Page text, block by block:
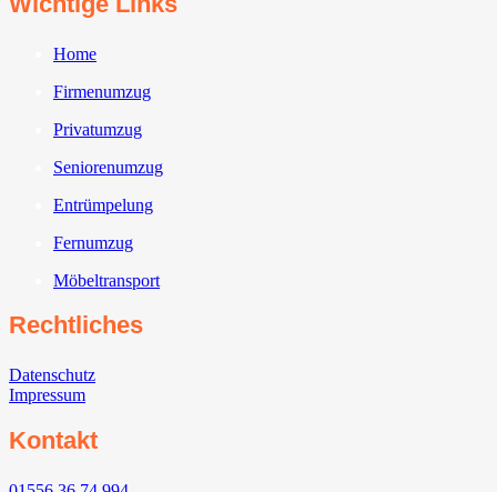
Home
Firmenumzug
Privatumzug
Seniorenumzug
Entrümpelung
Fernumzug
Möbeltransport
Rechtliches
Datenschutz
Impressum
Kontakt